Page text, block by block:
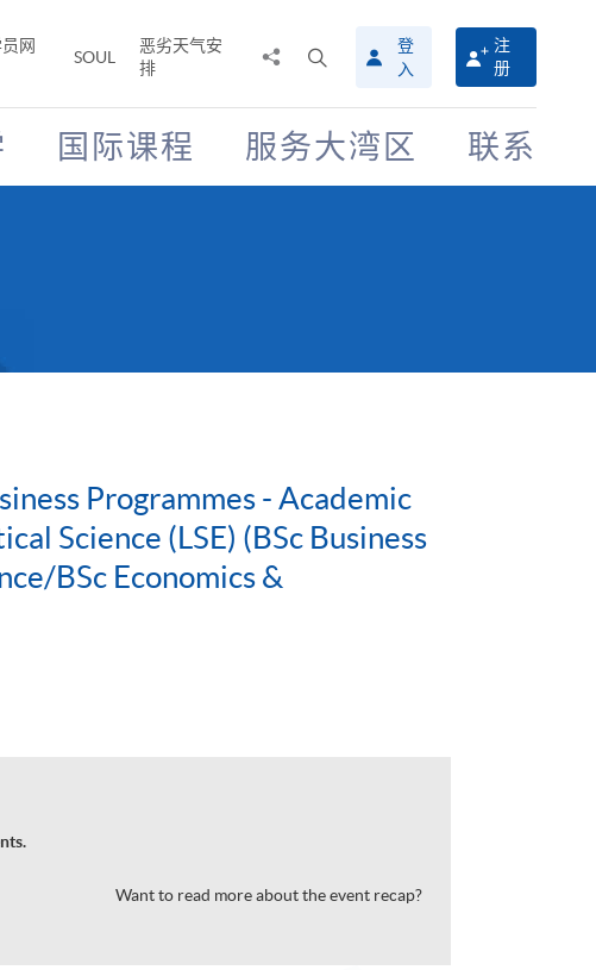
网
SOUL
恶劣天气安
排
搜
寻
介
面
登
入
注
册
国际课程 服务大湾区 联系
Programmes - Academic
Science (LSE) (BSc Business
BSc Economics &
Want to read more about the event recap?